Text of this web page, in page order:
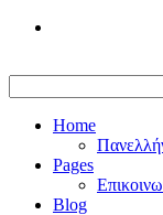
Home
Pages
Blog